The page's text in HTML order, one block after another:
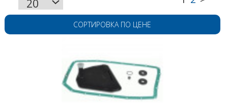
СОРТИРОВКА ПО ЦЕНЕ